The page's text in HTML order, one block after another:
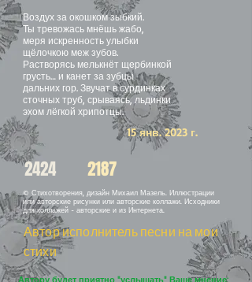
Воздух за окошком зыбкий.
Ты тревожась мнёшь жабо,
меря искренность улыбки
щёлочкою меж зубов.
Растворясь мелькнёт щербинкой
грусть… и канет за зубцы
дальних гор. Звучат в сурдинках
сточных труб, срываясь, льдинки
эхом лёгкой хрипотцы.
15 янв. 2023 г.
2424 2187
© Стихотворения, дизайн Михаил Мазель. Иллюстрации
или авторские рисунки или авторские коллажи. Исходники
для коллажей - авторские и из Интернета.
Автор исполнитель песни на мои
стихи